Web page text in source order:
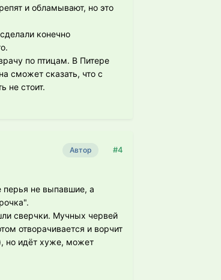
и обламывают, но это
конечно
по птицам. В Питере
сможет сказать, что с
не стоит.
Автор #4
перья не выпавшие, а
сверчки. Мучных червей
отворачивается и ворчит
но идёт хуже, может